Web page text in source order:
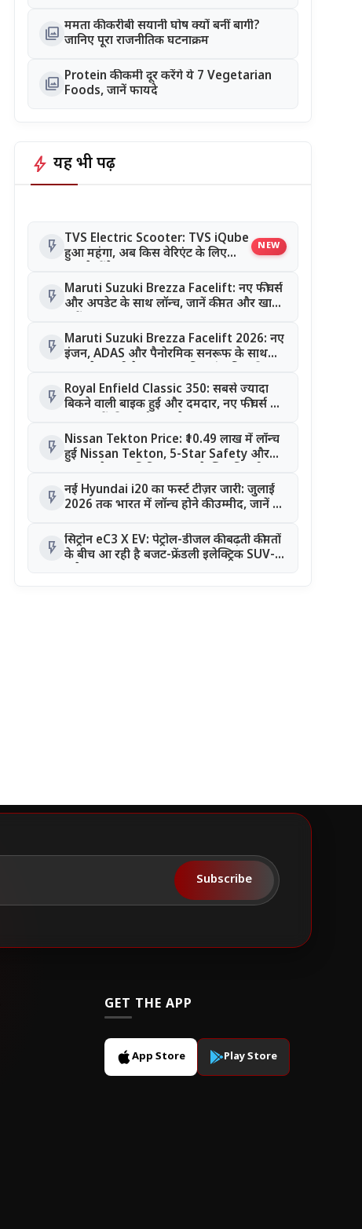
photo_library ममता की करीबी सयानी घोष क्यों बनीं बागी?
जानिए पूरा राजनीतिक घटनाक्रम
photo_library Protein की कमी दूर करेंगे ये 7 Vegetarian
Foods, जानें फायदे
bolt यह भी पढ़ें
flash_on TVS Electric Scooter: TVS iQube
हुआ महंगा, अब किस वेरिएंट के लिए
NEW
flash_on Maruti Suzuki Brezza Facelift: नए फीचर्स
और अपडेट के साथ लॉन्च, जानें कीमत और खास
flash_on Maruti Suzuki Brezza Facelift 2026: नए
इंजन, ADAS और पैनोरमिक सनरूफ के साथ
flash_on Royal Enfield Classic 350: सबसे ज्यादा
बिकने वाली बाइक हुई और दमदार, नए फीचर्स के
flash_on Nissan Tekton Price: ₹10.49 लाख में लॉन्च
हुई Nissan Tekton, 5-Star Safety और
खास?
flash_on नई Hyundai i20 का फर्स्ट टीज़र जारी: जुलाई
2026 तक भारत में लॉन्च होने की उम्मीद, जानें बड़े
flash_on सिट्रोन eC3 X EV: पेट्रोल-डीजल की बढ़ती कीमतों
के बीच आ रही है बजट-फ्रेंडली इलेक्ट्रिक SUV-
Subscribe
GET THE APP
App Store Play Store